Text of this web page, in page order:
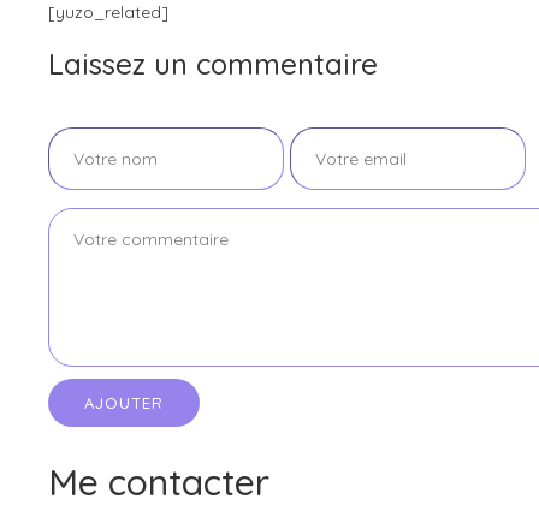
[yuzo_related]
Laissez un commentaire
Me contacter